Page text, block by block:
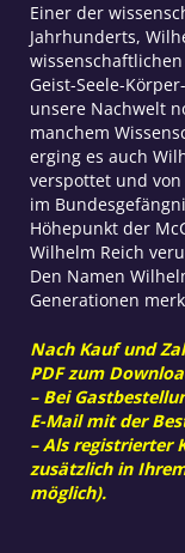
Einer der
Jahrhunderts,
Geist-Seele-
unsere Nachwelt
manchem
erging es auch
verspottet und
im
Höhepunkt der
Wilhelm Reich
Den Namen
Generationen
Nach Kauf und
PDF zum
– Bei
E-Mail mit der
– Als registrierter
zusätzlich in
möglich).